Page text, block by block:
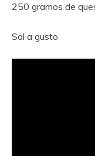
250 gramos de
Sal a gusto